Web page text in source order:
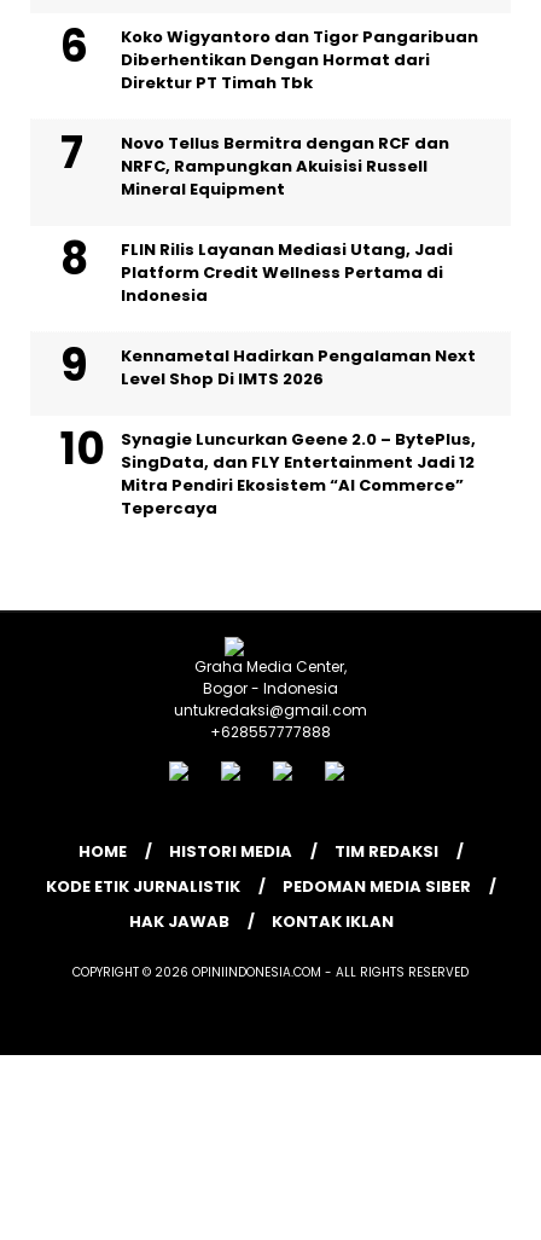
Koko Wigyantoro dan Tigor Pangaribuan
Diberhentikan Dengan Hormat dari
Direktur PT Timah Tbk
Novo Tellus Bermitra dengan RCF dan
NRFC, Rampungkan Akuisisi Russell
Mineral Equipment
FLIN Rilis Layanan Mediasi Utang, Jadi
Platform Credit Wellness Pertama di
Indonesia
Kennametal Hadirkan Pengalaman Next
Level Shop Di IMTS 2026
Synagie Luncurkan Geene 2.0 – BytePlus,
SingData, dan FLY Entertainment Jadi 12
Mitra Pendiri Ekosistem “AI Commerce”
Tepercaya
Graha Media Center,
Bogor - Indonesia
untukredaksi@gmail.com
+628557777888
HOME HISTORI MEDIA
TIM REDAKSI
KODE ETIK JURNALISTIK
PEDOMAN MEDIA SIBER
HAK JAWAB
KONTAK IKLAN
COPYRIGHT © 2026 OPINIINDONESIA.COM - ALL RIGHTS RESERVED